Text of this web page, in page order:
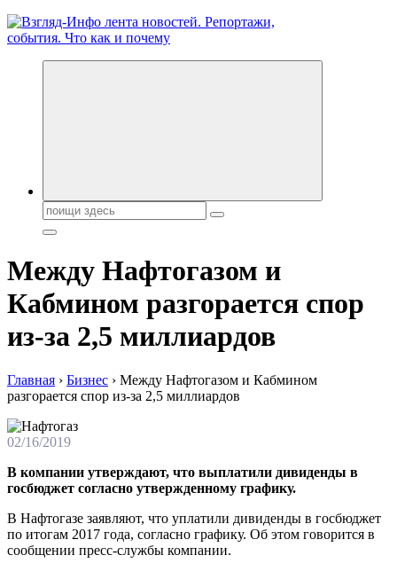
Обо всем и обо всех, что зачем и почему. Новости политики,
Поиск:
Между Нафтогазом и
Кабмином разгорается спор
из-за 2,5 миллиардов
Главная › Бизнес › Между Нафтогазом и Кабмином
разгорается спор из-за 2,5 миллиардов
02/16/2019
В компании утверждают, что выплатили дивиденды в
госбюджет согласно утвержденному графику.
В Нафтогазе заявляют, что уплатили дивиденды в госбюджет
по итогам 2017 года, согласно графику. Об этом говорится в
сообщении пресс-службы компании.